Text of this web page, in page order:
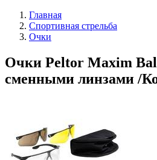
Главная
Спортивная стрельба
Очки
Очки Peltor Maxim
сменными линзами /